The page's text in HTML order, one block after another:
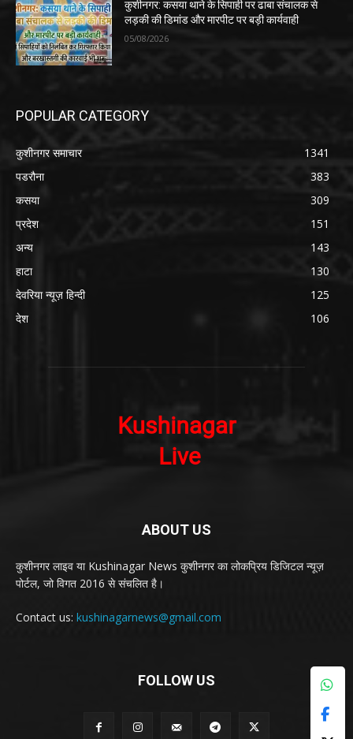
कुशीनगर: कसया थाने के सिपाही पर ढाबा संचालक से
लड़की की डिमांड और मारपीट पर बड़ी कार्यवाही
05/08/2026
POPULAR CATEGORY
कुशीनगर समाचार
1341
पडरौना
383
कसया
309
प्रदेश
151
अन्य
143
हाटा
130
देवरिया न्यूज़ हिन्दी
125
देश
106
ABOUT US
कुशीनगर लाइव या Kushinagar News कुशीनगर का लोकप्रिय डिजिटल न्यूज़
पोर्टल, जो विगत 2016 से संचलित है।
Contact us: kushinagarnews@gmail.com
FOLLOW US